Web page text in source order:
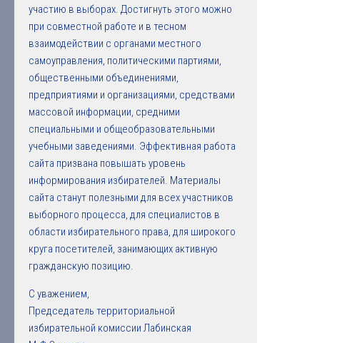
участию в выборах. Достигнуть этого можно
при совместной работе и в тесном
взаимодействии с органами местного
самоуправления, политическими партиями,
общественными объединениями,
предприятиями и организациями, средствами
массовой информации, средними
специальными и общеобразовательными
учебными заведениями. Эффективная работа
сайта призвана повышать уровень
информирования избирателей. Материалы
сайта станут полезными для всех участников
выборного процесса, для специалистов в
области избирательного права, для широкого
круга посетителей, занимающих активную
гражданскую позицию.
С уважением,
Председатель территориальной
избирательной комиссии Лабинская